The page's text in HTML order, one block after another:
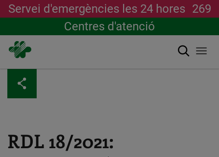
contingut
Servei d'emergències les 24 hores 269
Centres d'atenció
Cerca
RDL 18/2021: